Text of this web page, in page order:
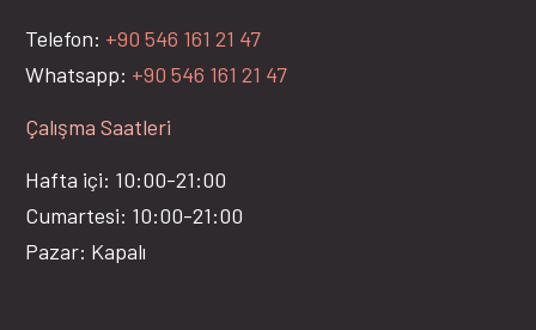
Telefon: +90 546 161 21 47
Whatsapp: +90 546 161 21 47
Çalışma Saatleri
Hafta içi: 10:00-21:00
Cumartesi: 10:00-21:00
Pazar: Kapalı